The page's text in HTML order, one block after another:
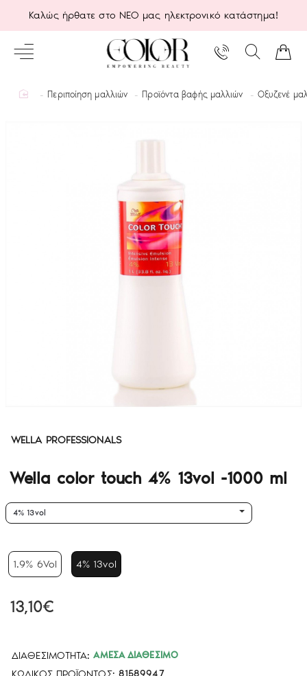
Καλώς ήρθατε στο ΝΕΟ μας ηλεκτρονικό κατάστημα!
homeΠεριποίηση μαλλιών Προϊόντα βαφής μαλλιών Οξυζενέ
WELLA PROFESSIONALS
Wella color touch 4% 13vol -1000 ml
ΔΙΑΘΕΣΙΜΌΤΗΤΑ: ΆΜΕΣΑ ΔΙΑΘΈΣΙΜΟ
81589947
13,10€
4% 13vol
1.9% 6Vol 4% 13vol